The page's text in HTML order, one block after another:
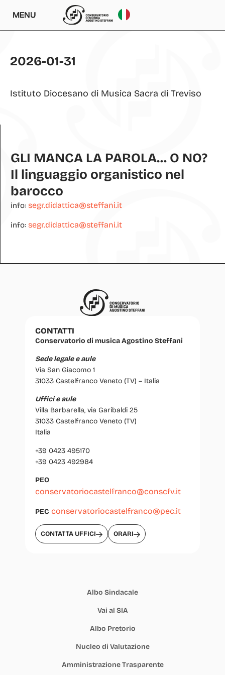
MENU
2026-01-31
Istituto Diocesano di Musica Sacra di Treviso
GLI MANCA LA PAROLA… O NO?
Il linguaggio organistico nel
barocco
info: segr.didattica@steffani.it
info: segr.didattica@steffani.it
CONTATTI
Conservatorio di musica Agostino Steffani
Sede legale e aule
Via San Giacomo 1
31033 Castelfranco Veneto (TV) – Italia
Uffici e aule
Villa Barbarella, via Garibaldi 25
31033 Castelfranco Veneto (TV)
Italia
+39 0423 495170
+39 0423 492984
PEO
conservatoriocastelfranco@conscfv.it
PEC conservatoriocastelfranco@pec.it
CONTATTA UFFICI ORARI
Albo Sindacale
Vai al SIA
Albo Pretorio
Nucleo di Valutazione
Amministrazione Trasparente